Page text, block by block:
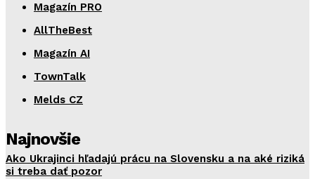
Magazín PRO
AllTheBest
Magazín AI
TownTalk
Melds CZ
Najnovšie
Ako Ukrajinci hľadajú prácu na Slovensku a na aké riziká
si treba dať pozor